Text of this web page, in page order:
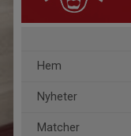
Hem
Nyheter
Matcher